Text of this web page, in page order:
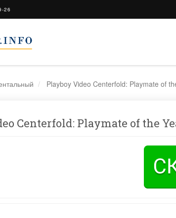
26
Playboy Video Centerfold: Playmate of
Centerfold: Playmate of the